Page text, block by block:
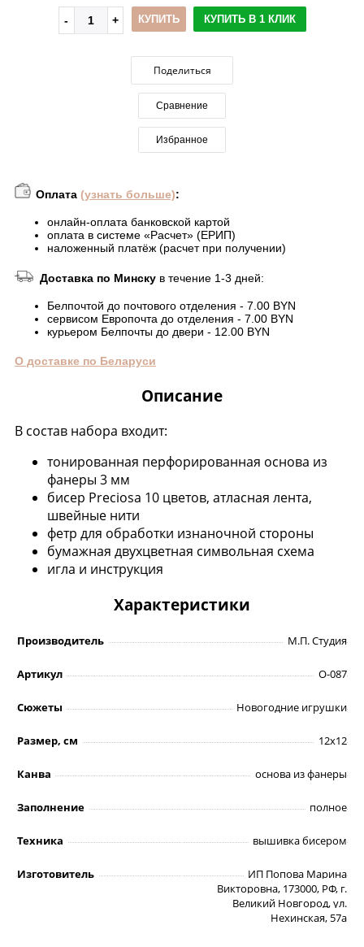
КУПИТЬ КУПИТЬ В 1 КЛИК
Поделиться
Сравнение
Избранное
Оплата (узнать больше):
онлайн-оплата банковской картой
оплата в системе «Расчет» (ЕРИП)
наложенный платёж (расчет при получении)
Доставка по Минску в течение 1-3 дней:
Белпочтой до почтового отделения - 7.00 BYN
сервисом Европочта до отделения - 7.00 BYN
курьером Белпочты до двери - 12.00 BYN
О доставке по Беларуси
Описание
В состав набора входит:
тонированная перфорированная основа из
фанеры 3 мм
бисер Preciosa 10 цветов, атласная лента,
швейные нити
фетр для обработки изнаночной стороны
бумажная двухцветная символьная схема
игла и инструкция
Характеристики
Производитель М.П. Студия
Артикул О-087
Сюжеты Новогодние игрушки
Размер, см 12х12
Канва основа из фанеры
Заполнение полное
Техника вышивка бисером
Изготовитель
ИП Попова Марина
Викторовна, 173000, РФ, г.
Великий Новгород, ул.
Нехинская, 57а